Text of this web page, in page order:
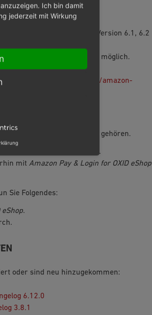
Update auf OXID eShop Version 6.1, 6.2
OXID 6.1 bis OXID 6.3 möglich.
OXID.
esales.com/modules/amazon-
und tun Sie Folgendes:
Betrieb frei.
Pay & Login for OXID eShop gehören.
mit
ab.
mit Amazon Pay & Login for OXID eShop
Sie Folgendes:
eShop.
oder sind neu hinzugekommen:
6.12.0
3.8.1
Ich bin damit
jederzeit mit Wirkung